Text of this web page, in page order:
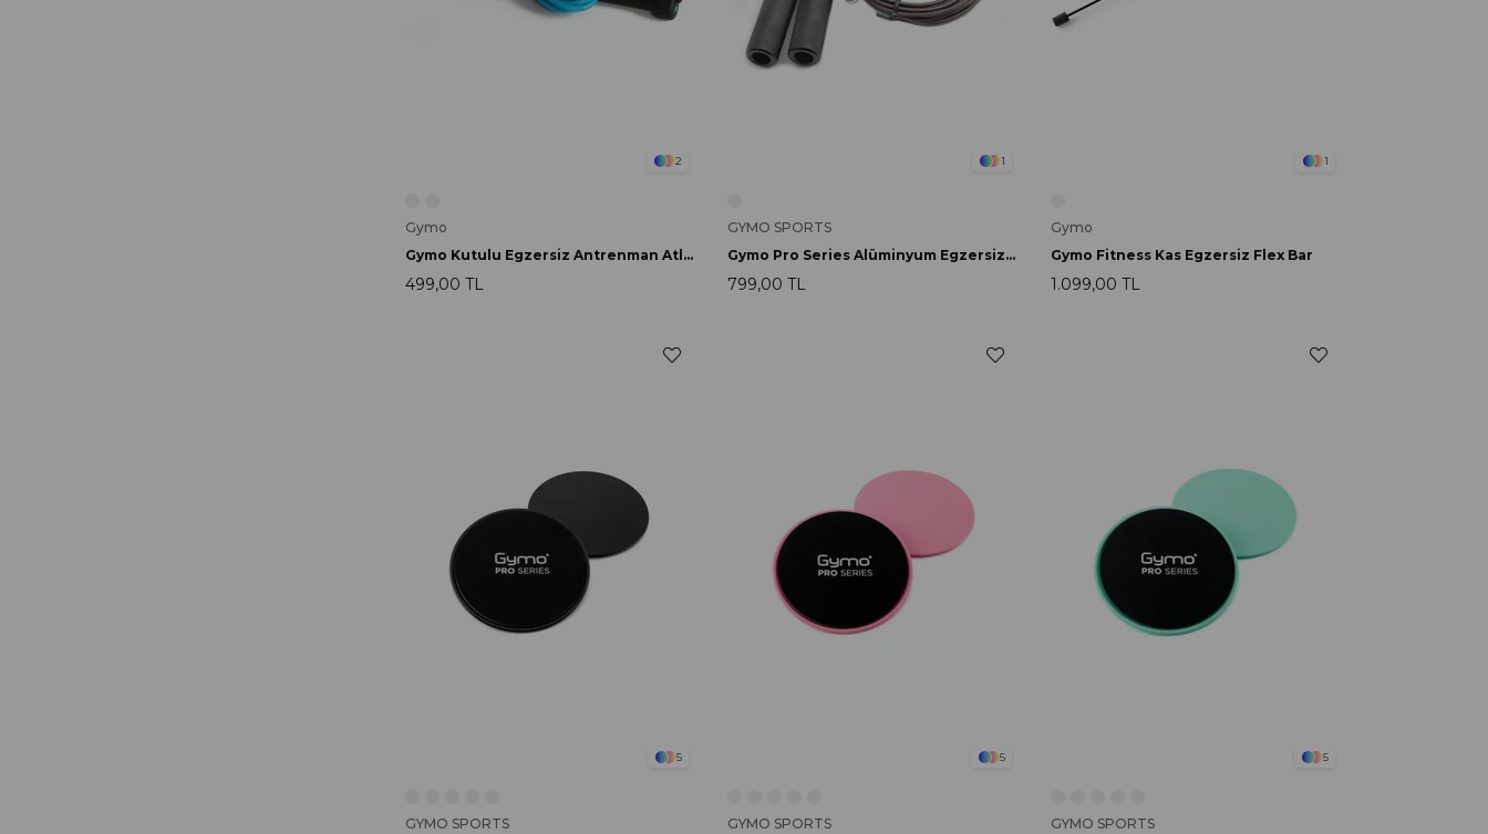
2
Gymo
Gymo Kutulu Egzersiz Antrenman Atlama İpi Mavi
499,00 TL
1
GYMO SPORTS
Gymo Pro Series Alüminyum Egzersiz Antrenman Atlama İpi Siyah
799,00 TL
1
Gymo
Gymo Fitness Kas Egzersiz Flex Bar
1.099,00 TL
5
GYMO SPORTS
5
GYMO SPORTS
5
GYMO SPORTS